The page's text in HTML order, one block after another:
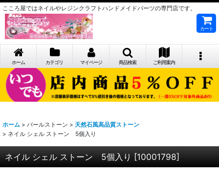
こころ屋ではネイルやレジンクラフトハンドメイドパーツの専門店です。
カート
ホーム カテゴリ マイページ 商品検索 ご利用案内
ホーム > パールストーン > 天然石風高品質ストーン
> ネイル シェル ストーン 5個入り
ネイル シェル ストーン 5個入り [10001798]